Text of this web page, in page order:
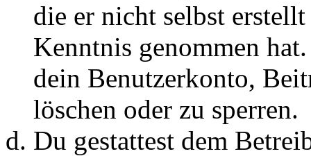
die er nicht selbst
Kenntnis genommen
dein Benutzerkonto,
löschen oder zu sperren.
Du gestattest dem